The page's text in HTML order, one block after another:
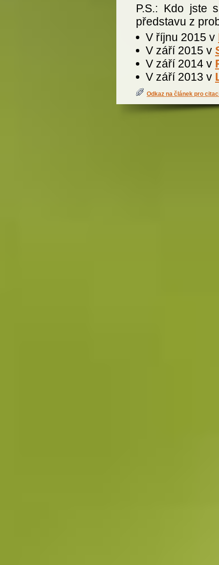
P.S.: Kdo jste
představu z
V říjnu 2015 v
V září 2015 v
V září 2014 v
V září 2013 v
Odkaz na článek pro